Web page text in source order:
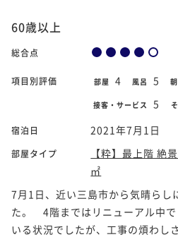
60歳以上
総合点
項目別評価 部屋 4 風呂 5
接客・サービス 5
宿泊日 2021年7月1日
部屋タイプ
【粋】最上階 絶
㎡
7月1日、近い三島市から気晴らし
た。 4階まではリニューアル中で
いる状況でしたが、工事の煩わし